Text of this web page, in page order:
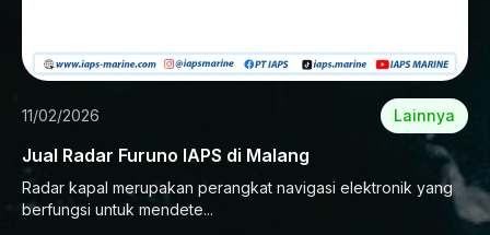
11/02/2026 Lainnya
Jual Radar Furuno IAPS di Malang
Radar kapal merupakan perangkat navigasi elektronik yang
berfungsi untuk mendete...